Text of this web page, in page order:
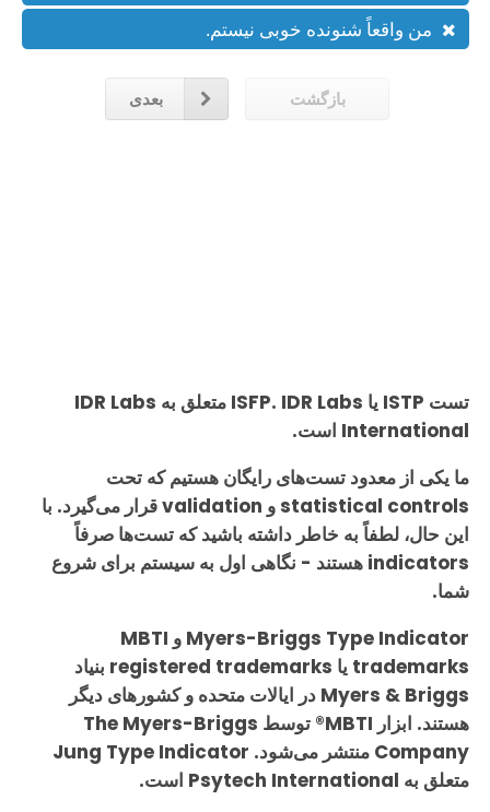
من واقعاً شنونده خوبی نیستم.
بازگشت بعدی
تست ISTP یا ISFP. IDR Labs متعلق به IDR Labs
International است.
ما یکی از معدود تست‌های رایگان هستیم که تحت
statistical controls و validation قرار می‌گیرد. با
این حال، لطفاً به خاطر داشته باشید که تست‌ها صرفاً
indicators هستند - نگاهی اول به سیستم برای شروع
شما.
Myers-Briggs Type Indicator و MBTI
trademarks یا registered trademarks بنیاد
Myers & Briggs در ایالات متحده و کشورهای دیگر
هستند. ابزار MBTI® توسط The Myers-Briggs
Company منتشر می‌شود. Jung Type Indicator
متعلق به Psytech International است.